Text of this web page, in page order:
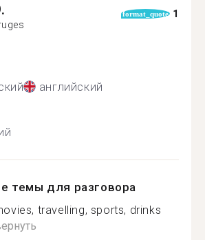
format_quote 1
английский
темы для разговора
travelling, sports, drinks